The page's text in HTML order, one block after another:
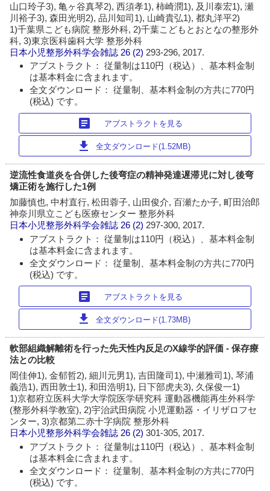
山口玲子3), 亀ヶ谷真琴2), 西須孝1), 柿崎潤1), 及川泰宏1), 瀬
川裕子3), 森田光明2), 品川知司1), 山崎貴弘1), 都丸洋平2)
1)千葉県こども病院 整形外科, 2)千葉こどもとおとなの整形外
科, 3)東京医科歯科大学 整形外科
日本小児整形外科学会雑誌 26 (2) 293-296, 2017.
アブストラクト： 従量制は110円（税込）、基本料金制
は基本料金に含まれます。
全文ダウンロード： 従量制、基本料金制の方共に770円
(税込) です。
article アブストラクトを見る
download 全文ダウンロード(1.52MB)
逆流性食道炎を合併した後弯症の精神発達遅滞児に対し後弯
矯正術を施行した1例
加藤慎也, 中村直行, 松田蓉子, 山田俊介, 百瀬たか子, 町田治郎
神奈川県立こども医療センター 整形外科
日本小児整形外科学会雑誌 26 (2)297-300, 2017.
アブストラクト： 従量制は110円（税込）、基本料金制
は基本料金に含まれます。
全文ダウンロード： 従量制、基本料金制の方共に770円
(税込) です。
article アブストラクトを見る
download 全文ダウンロード(1.73MB)
軟部組織解離術を行った先天性内反足のX線学的評価 - 保存療
法との比較
岡佳伸1), 金郁哲2), 細川元男1), 吉田隆司1), 中瀬雅司1), 琴浦
義浩1), 西田敦士1), 和田浩明1), 日下部虎夫3), 久保俊一1)
1)京都府立医科大学大学院医学研究科 運動器機能再生外科学
(整形外科学教室), 2)宇治武田病院 小児運動器・イリザロフセ
ンター, 3)京都第二赤十字病院 整形外科
日本小児整形外科学会雑誌 26 (2)301-305, 2017.
アブストラクト： 従量制は110円（税込）、基本料金制
は基本料金に含まれます。
全文ダウンロード： 従量制、基本料金制の方共に770円
(税込) です。